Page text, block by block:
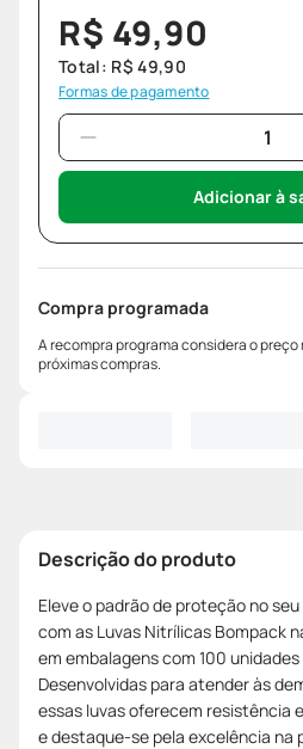
R$ 49,90
Total: R$ 49,90
Formas de pagamento
Adicionar à
Compra programada
A recompra programa considera o
próximas compras.
Descrição do produto
Eleve o padrão de proteção no
com as Luvas Nitrílicas Bompack
em embalagens com 100
Desenvolvidas para atender às
essas luvas oferecem resistência
e destaque-se pela excelência na